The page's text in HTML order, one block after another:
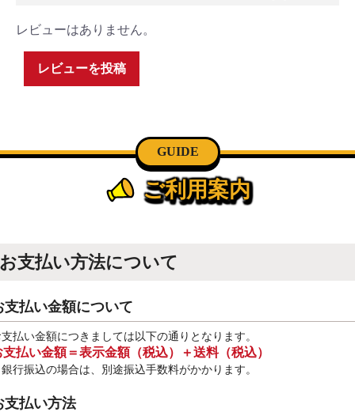
レビューはありません。
レビューを投稿
GUIDE
ご利用案内
お支払い方法について
支払い金額について
払い金額につきましては以下の通りとなります。
支払い金額＝表示金額（税込）＋送料（税込）
行振込の場合は、別途振込手数料がかかります。
支払い方法